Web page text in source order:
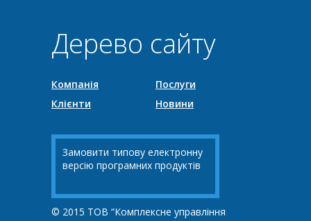
Дерево сайту
Компанія
Послуги
Клієнти
Новини
Замовити типову електронну
версію програмних продуктів
© 2015 ТОВ “Комплексне управління